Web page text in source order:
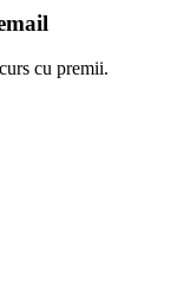
cu premii.